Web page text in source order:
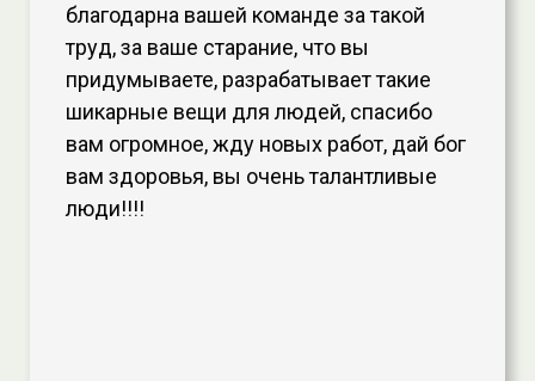
благодарна вашей команде за такой
труд, за ваше старание, что вы
придумываете, разрабатывает такие
шикарные вещи для людей, спасибо
вам огромное, жду новых работ, дай бог
вам здоровья, вы очень талантливые
люди!!!!